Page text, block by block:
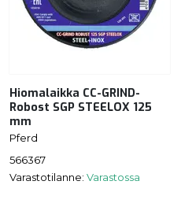
Hiomalaikka CC-GRIND-
Robost SGP STEELOX 125
mm
Pferd
566367
Varastotilanne: Varastossa